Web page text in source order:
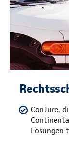
ConJure,
Lösungen